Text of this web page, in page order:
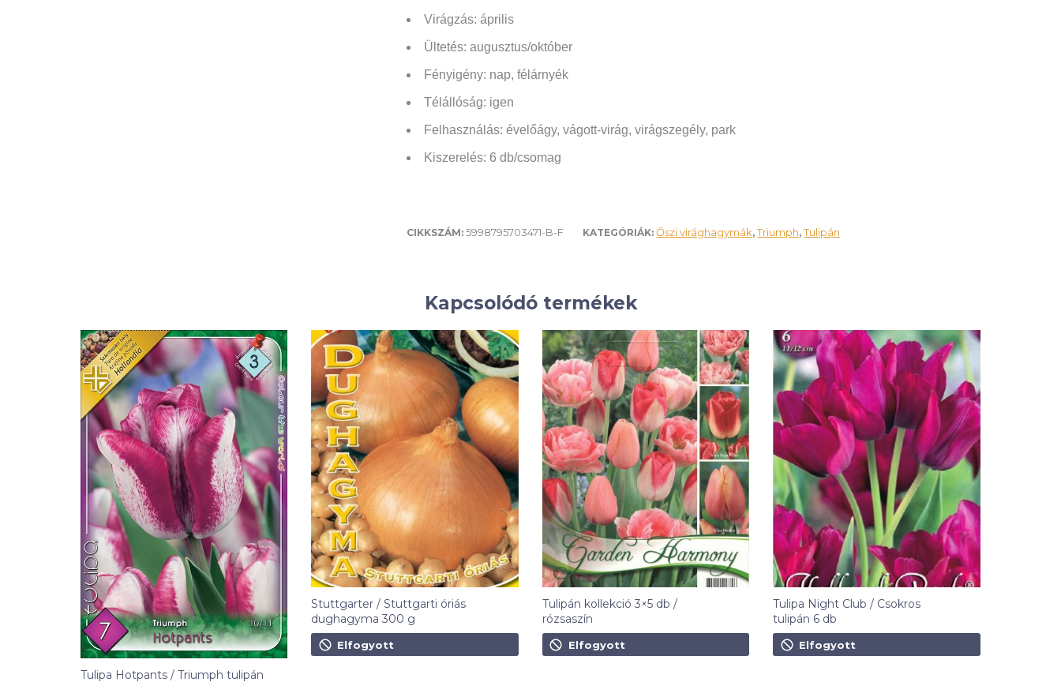
Virágzás: április
Ültetés: augusztus/október
Fényigény: nap, félárnyék
Télállóság: igen
Felhasználás: évelőágy, vágott-virág, virágszegély, park
Kiszerelés: 6 db/csomag
CIKKSZÁM:5998795703471-B-F KATEGÓRIÁK:Őszi virághagymák,Triumph,Tulipán
Kapcsolódó termékek
Tulipa Hotpants / Triumph tulipán
Stuttgarter / Stuttgarti óriás
dughagyma 300 g
790Ft
Elfogyott
Tulipán kollekció 3×5 db /
rózsaszín
3 490Ft
Elfogyott
Tulipa Night Club / Csokros
tulipán 6 db
1 590Ft
Elfogyott